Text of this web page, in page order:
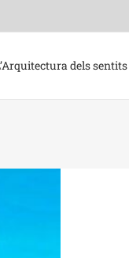
dels sentits